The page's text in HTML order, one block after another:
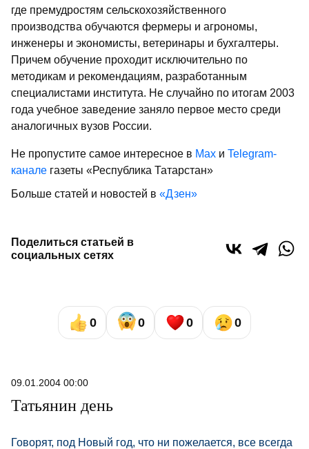
где премудростям сельскохозяйственного
производства обучаются фермеры и агрономы,
инженеры и экономисты, ветеринары и бухгалтеры.
Причем обучение проходит исключительно по
методикам и рекомендациям, разработанным
специалистами института. Не случайно по итогам 2003
года учебное заведение заняло первое место среди
аналогичных вузов России.
Не пропустите самое интересное в Max и Telegram-
канале газеты «Республика Татарстан»
Больше статей и новостей в «Дзен»
Поделиться статьей в
социальных сетях
0 0 0 0
09.01.2004 00:00
Татьянин день
Говорят, под Новый год, что ни пожелается, все всегда